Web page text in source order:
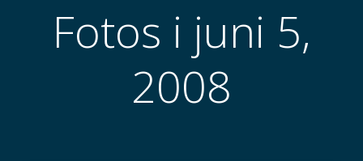
Fotos i juni 5,
2008